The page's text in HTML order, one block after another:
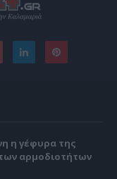
η γέφυρα της
αρμοδιοτήτων